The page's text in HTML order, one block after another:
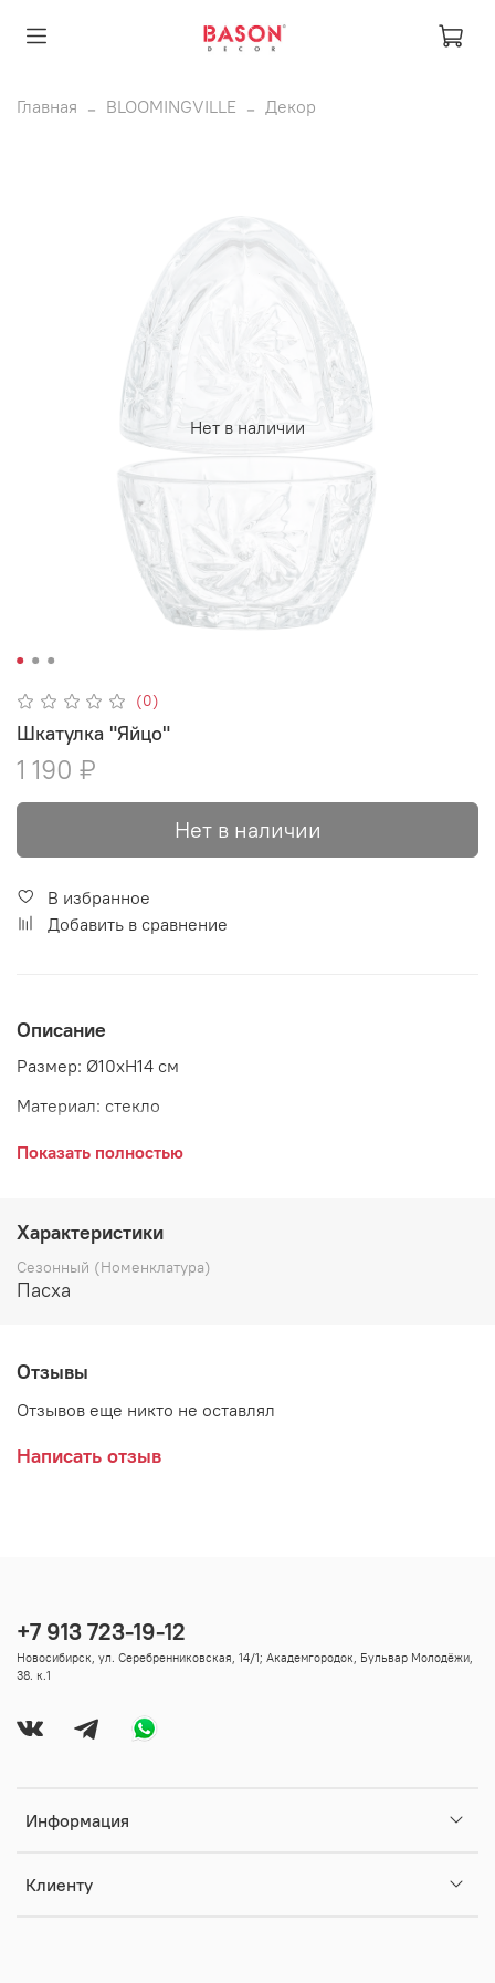
Главная BLOOMINGVILLE Декор
Нет в наличии
(0)
Шкатулка "Яйцо"
1 190 ₽
Нет в наличии
В избранное
Добавить в сравнение
Описание
Размер: Ø10xH14 см
Материал: стекло
Страна: Дания
Показать полностью
Характеристики
Сезонный (Номенклатура)
Пасха
Отзывы
Отзывов еще никто не оставлял
Написать отзыв
Информация
Клиенту
+7 913 723-19-12
Новосибирск, ул. Серебренниковская, 14/1; Академгородок, Бульвар Молодёжи,
38. к.1